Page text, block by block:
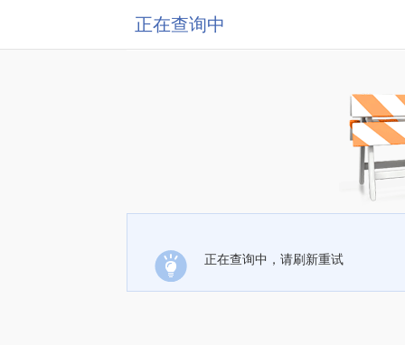
正在查询中
正在查询中，请刷新重试